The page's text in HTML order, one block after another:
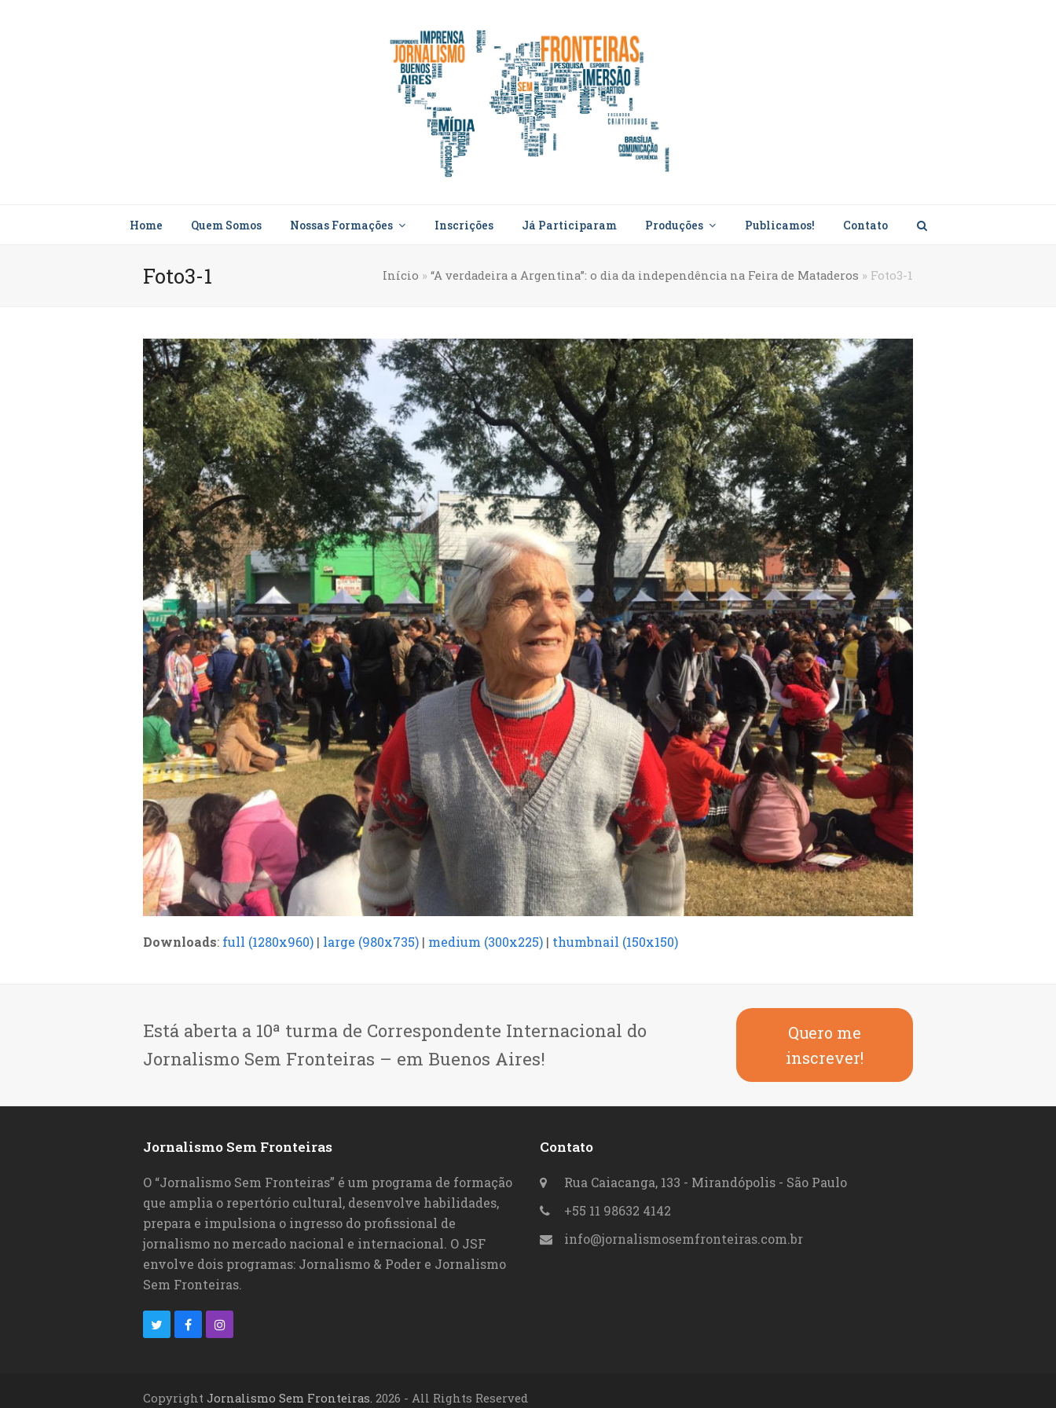
Home Quem Somos Nossas Formações Inscrições Já Participaram Produções Publicamos! Contato
Foto3-1 Início » “A verdadeira a Argentina”: o dia da independência na Feira de Mataderos » Foto3-1
Downloads: full (1280x960) | large (980x735) | medium (300x225) | thumbnail (150x150)
Está aberta a 10ª turma de Correspondente Internacional do
Jornalismo Sem Fronteiras – em Buenos Aires!
Quero me
inscrever!
Jornalismo Sem Fronteiras
O “Jornalismo Sem Fronteiras” é um programa de formação
que amplia o repertório cultural, desenvolve habilidades,
prepara e impulsiona o ingresso do profissional de
jornalismo no mercado nacional e internacional. O JSF
envolve dois programas: Jornalismo & Poder e Jornalismo
Sem Fronteiras.
I
Contato
Rua Caiacanga, 133 - Mirandópolis - São Paulo
+55 11 98632 4142
info@jornalismosemfronteiras.com.br
Copyright Jornalismo Sem Fronteiras. 2026 - All Rights Reserved